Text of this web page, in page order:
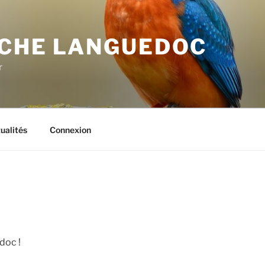
LANGUEDOC
Connexion
!